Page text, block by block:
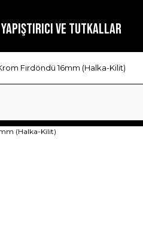
YAPIŞTIRICI ve TUTKALLAR
Fırdöndü 16mm (Halka-Kilit)